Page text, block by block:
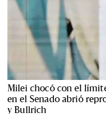
Milei chocó con el
en el Senado abrió
y Bullrich